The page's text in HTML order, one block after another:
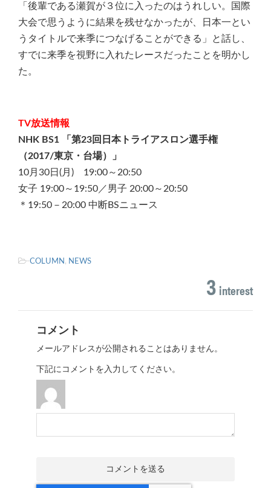
「後輩である瀬賀が３位に入ったのはうれしい。国際
大会で思うように結果を残せなかったが、日本一とい
うタイトルで来季につなげることができる」と話し、
すでに来季を視野に入れたレースだったことを明かし
た。
TV放送情報
NHK BS1 「第23回日本トライアスロン選手権
（2017/東京・台場）」
10月30日(月) 19:00～20:50
女子 19:00～19:50／男子 20:00～20:50
＊19:50－20:00 中断BSニュース
-COLUMN , NEWS
3 interest
コメント
メールアドレスが公開されることはありません。
下記にコメントを入力してください。